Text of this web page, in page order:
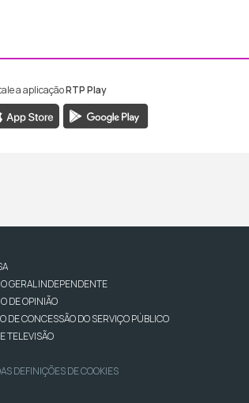
Madeira
Madeira
a aplicaçãoRTP Play
GERAL INDEPENDENTE
DE OPINIÃO
DE CONCESSÃO DO SERVIÇO PÚBLICO
TELEVISÃO
DEFINIÇÕES DE COOKIES